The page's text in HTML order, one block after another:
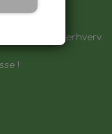
til private & erhverv.
!